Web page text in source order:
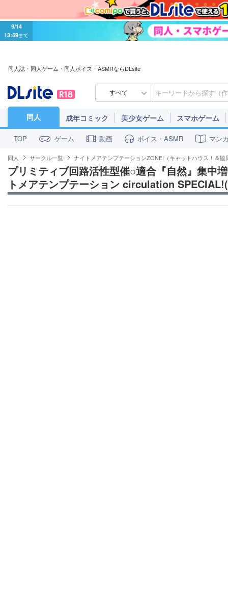
9/14
13:59まで
同人誌・同人ゲーム・同人ボイス・ASMRならDLsite
すべて
同人 成年コミック 美少女ゲーム スマホゲーム
TOP ゲーム 動画 ボイス・ASMR マン
同人 サークル一覧 ナイトメアテンプテーションZONE!（キャットハウス！＆協
プリミティブ回路活性型催○適合『自然』集中
トメアテンプテーション circulation